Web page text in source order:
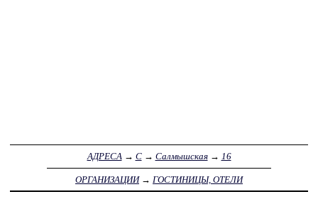
АДРЕСА→ С→ Салмышская→ 16
ОРГАНИЗАЦИИ→ ГОСТИНИЦЫ, ОТЕЛИ